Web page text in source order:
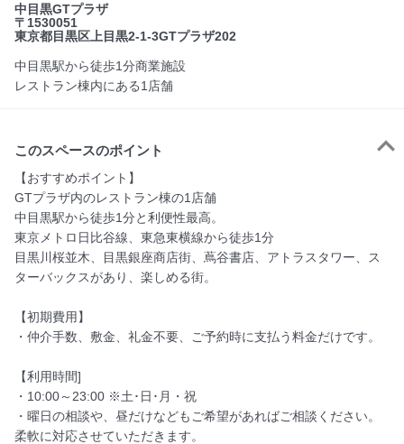
中目黒GTプラザ
〒1530051
東京都目黒区上目黒2-1-3GTプラザ202
中目黒駅から徒歩1分商業施設
レストラン棟内にある1店舗
このスペースのポイント
【おすすめポイント】
GTプラザ内のレストラン棟の1店舗
中目黒駅から徒歩1分と利便性最高。
東京メトロ日比谷線、東急東横線から徒歩1分
目黒川桜並木、目黒銀座商店街、蔦谷書店、アトラスタワー、ス
ターバックスがあり、楽しめる街。
【初期費用】
・仲介手数、敷金、礼金不要、ご予約時に支払う料金だけです。
【利用時間]
・10:00～23:00 ※土･日･月・祝
・曜日の相談や、昼だけなどもご希望があればご相談ください。
柔軟に対応させていただきます。